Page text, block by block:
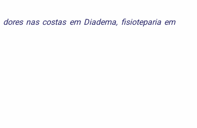
dores nas costas em Diadema, fisioteparia em